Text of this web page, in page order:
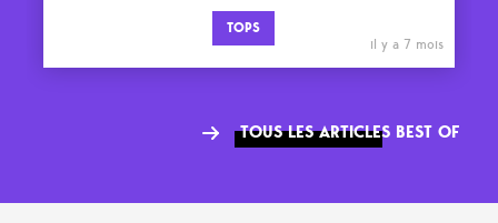
TOPS
il y a 7 mois
TOUS LES ARTICLES BEST OF